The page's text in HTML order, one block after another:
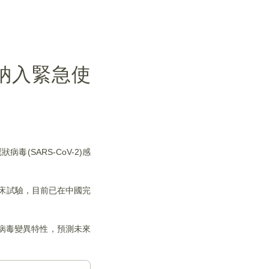
入緊急使
病毒(SARS-CoV-2)感
試驗，目前已在中國完
毒變異特性，預測未來